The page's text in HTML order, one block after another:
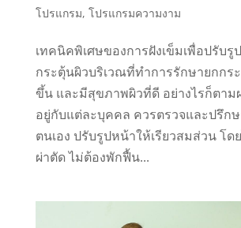
โปรแกรม, โปรแกรมความงาม
เทคนิคพิเศษของการฝังเข็มเพื่อปรับรู
กระตุ้นผิวบริเวณที่ทำการรักษายกกร
ขึ้น และมีสุขภาพผิวที่ดี อย่างไรก็ตา
อยู่กับแต่ละบุคคล ควรตรวจและปรึก
ตนเอง ปรับรูปหน้าให้เรียวสมส่วน โด
ผ่าตัด ไม่ต้องพักฟื้น...